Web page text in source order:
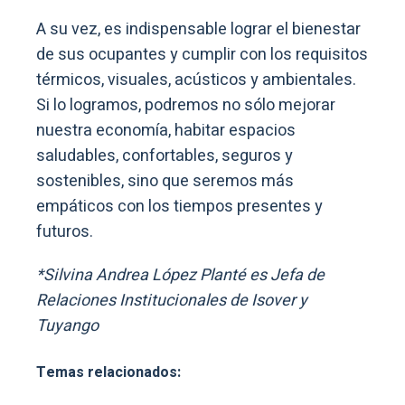
A su vez, es indispensable lograr el bienestar
de sus ocupantes y cumplir con los requisitos
térmicos, visuales, acústicos y ambientales.
Si lo logramos, podremos no sólo mejorar
nuestra economía, habitar espacios
saludables, confortables, seguros y
sostenibles, sino que seremos más
empáticos con los tiempos presentes y
futuros.
*Silvina Andrea López Planté es Jefa de
Relaciones Institucionales de Isover y
Tuyango
Temas relacionados: